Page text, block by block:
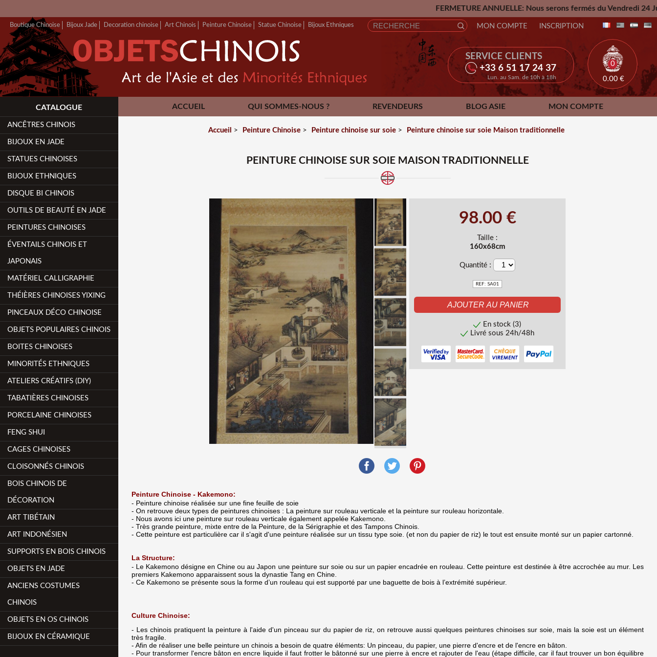
FERMETURE ANNUELLE: Nous serons fermés du Vendredi 24 Juillet
Boutique Chinoise Bijoux Jade Decoration chinoise Art Chinois Peinture Chinoise Statue Chinoise Bijoux Ethniques
SERVICE CLIENTS
+33 6 51 17 24 37
Lun. au Sam. de 10h à 18h
MON COMPTE INSCRIPTION
0
0.00 €
ACCUEIL QUI SOMMES-NOUS ? REVENDEURS BLOG ASIE MON COMPTE
CONTACT
CATALOGUE
ANCÊTRES CHINOIS
BIJOUX EN JADE
STATUES CHINOISES
BIJOUX ETHNIQUES
DISQUE BI CHINOIS
OUTILS DE BEAUTÉ EN JADE
PEINTURES CHINOISES
ÉVENTAILS CHINOIS ET
JAPONAIS
MATÉRIEL CALLIGRAPHIE
THÉIÈRES CHINOISES YIXING
PINCEAUX DÉCO CHINOISE
OBJETS POPULAIRES CHINOIS
BOITES CHINOISES
MINORITÉS ETHNIQUES
ATELIERS CRÉATIFS (DIY)
TABATIÈRES CHINOISES
PORCELAINE CHINOISES
FENG SHUI
CAGES CHINOISES
CLOISONNÉS CHINOIS
BOIS CHINOIS DE
DÉCORATION
ART TIBÉTAIN
ART INDONÉSIEN
SUPPORTS EN BOIS CHINOIS
OBJETS EN JADE
ANCIENS COSTUMES
CHINOIS
OBJETS EN OS CHINOIS
BIJOUX EN CÉRAMIQUE
Accueil > Peinture Chinoise> Peinture chinoise sur soie> Peinture chinoise sur soie Maison traditionnelle
PEINTURE CHINOISE SUR SOIE MAISON TRADITIONNELLE
98.00 €
Taille :
160x68cm
Quantité :
REF: SA01
En stock (3)
Livré sous 24h/48h
Peinture Chinoise - Kakemono:
- Peinture chinoise réalisée sur une fine feuille de soie
- On retrouve deux types de peintures chinoises : La peinture sur rouleau verticale et la peinture sur rouleau horizontale.
- Nous avons ici une peinture sur rouleau verticale également appelée Kakemono.
- Très grande peinture, mixte entre de la Peinture, de la Sérigraphie et des Tampons Chinois.
- Cette peinture est particulière car il s'agit d'une peinture réalisée sur un tissu type soie. (et non du papier de riz) le tout est ensuite monté sur un papier cartonné.
La Structure:
- Le Kakemono désigne en Chine ou au Japon une peinture sur soie ou sur un papier encadrée en rouleau. Cette peinture est destinée à être accrochée au mur. Les
premiers Kakemono apparaissent sous la dynastie Tang en Chine.
- Ce Kakemono se présente sous la forme d’un rouleau qui est supporté par une baguette de bois à l’extrémité supérieur.
Culture Chinoise:
- Les chinois pratiquent la peinture à l'aide d'un pinceau sur du papier de riz, on retrouve aussi quelques peintures chinoises sur soie, mais la soie est un élément
très fragile.
- Afin de réaliser une belle peinture un chinois a besoin de quatre éléments: Un pinceau, du papier, une pierre d'encre et de l'encre en bâton.
- Pour transformer l'encre bâton en encre liquide il faut frotter le bâtonné sur une pierre à encre et rajouter de l'eau (étape difficile, car il faut trouver un bon équilibre